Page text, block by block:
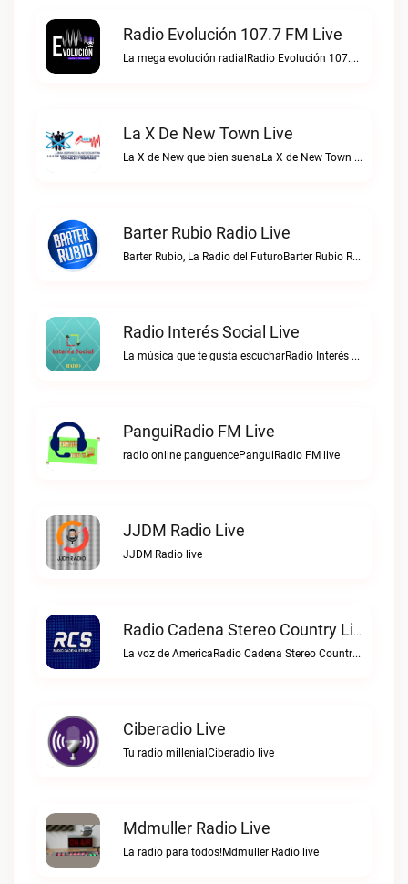
Radio Evolución 107.7 FM Live
La mega evolución radialRadio Evolución 107.7 FM live
La X De New Town Live
La X de New que bien suenaLa X de New Town live
Barter Rubio Radio Live
Barter Rubio, La Radio del FuturoBarter Rubio Radio live
Radio Interés Social Live
La música que te gusta escucharRadio Interés Social live
PanguiRadio FM Live
radio online panguencePanguiRadio FM live
JJDM Radio Live
JJDM Radio live
Radio Cadena Stereo Country Live
La voz de AmericaRadio Cadena Stereo Country live
Ciberadio Live
Tu radio millenialCiberadio live
Mdmuller Radio Live
La radio para todos!Mdmuller Radio live